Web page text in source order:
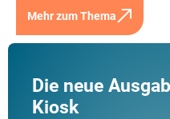
Mehr zum Thema
Die neue
Kiosk